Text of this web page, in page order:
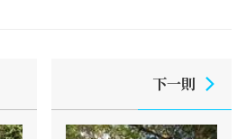
下一則